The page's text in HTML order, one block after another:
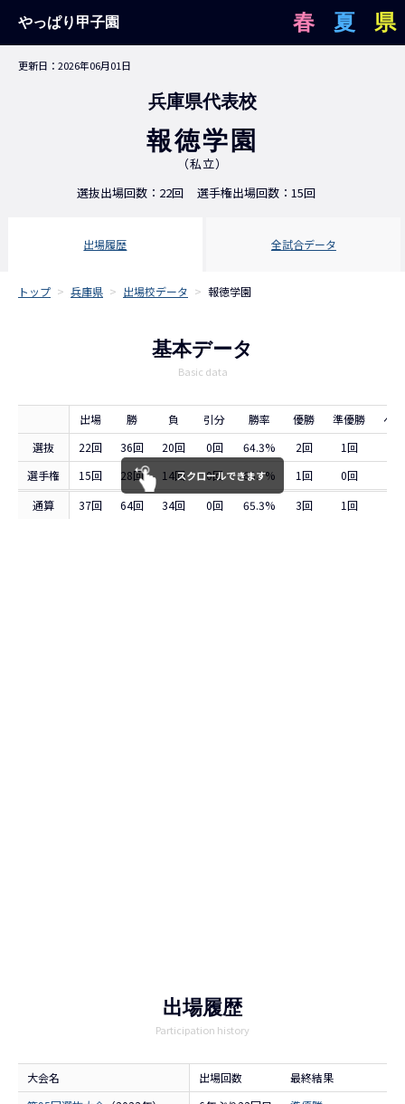
やっぱり甲子園 県
夏
春
更新日：2026年06月01日
兵庫県代表校
報徳学園
（私立）
選抜出場回数：22回
選手権出場回数：15回
出場履歴 全試合データ
トップ > 兵庫県 > 出場校データ > 報徳学園
基本データ
Basic data
出場 勝 負 引分 勝率 優勝 準優勝
ベ
選抜
22回 36回 20回 0回 64.3% 2回 1回
選手権
15回 28回 14回 0回 66.7% 1回 0回
通算
37回 64回 34回 0回 65.3% 3回 1回
スクロールできます
出場履歴
Participation history
大会名 出場回数 最終結果